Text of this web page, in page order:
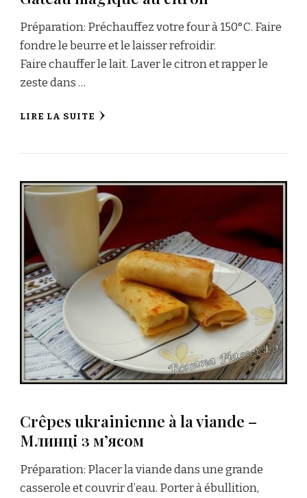
Préparation: Préchauffez votre four à 150°C. Faire
fondre le beurre et le laisser refroidir.
Faire chauffer le lait. Laver le citron et rapper le
zeste dans …
LIRE LA SUITE
Crêpes ukrainienne à la viande –
Млинці з м’ясом
Préparation: Placer la viande dans une grande
casserole et couvrir d’eau. Porter à ébullition,